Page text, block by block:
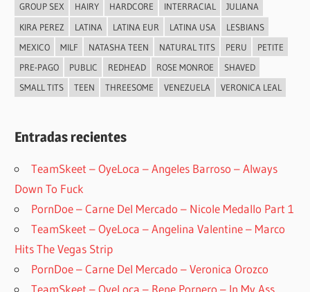
GROUP SEX
HAIRY HARDCORE INTERRACIAL
JULIANA
KIRA PEREZ
LATINA LATINA EUR LATINA USA
LESBIANS
MEXICO
MILF NATASHA TEEN NATURAL TITS PERU
PETITE
PRE-PAGO
PUBLIC REDHEAD ROSE MONROE
SHAVED
SMALL TITS
TEEN THREESOME VENEZUELA VERONICA LEAL
Entradas recientes
TeamSkeet – OyeLoca – Angeles Barroso – Always
Down To Fuck
PornDoe – Carne Del Mercado – Nicole Medallo Part 1
TeamSkeet – OyeLoca – Angelina Valentine – Marco
Hits The Vegas Strip
PornDoe – Carne Del Mercado – Veronica Orozco
TeamSkeet – OyeLoca – Rene Pornero – In My Ass